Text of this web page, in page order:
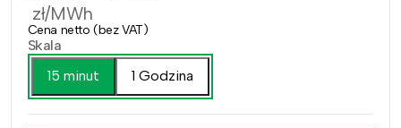
zł/MWh
Cena netto (bez VAT)
Skala
15 minut
1 Godzina